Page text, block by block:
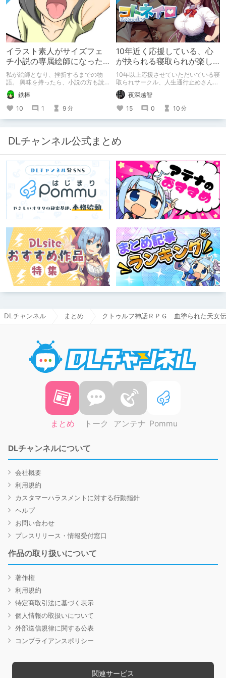
イラスト素人がサイズフェ
チ小説の専属絵師になった
お話
私が絵師となり、挫折するまでの物
語。 興味を持ったら、小説の方も読
んで欲しいなって感じ 私の絵を使っ
てくれてる小説書きさんのページＵＲ
Ｌ
https://www.pixiv.net/users/341489
73/novels?p=1
鉄棒
10
1 9 分
10年近く応援している、心
が抉られる寝取られが楽し
めるサークル
10年以上応援させていただいている寝
取られサークル、人生通行止めさんの
新作がとても良かったので、新作を中
心に、このサークルのゲームを紹介し
たくて、記事を書かせていただく。
キミノオモイからずっと好きな熱心な
ファンとしての記事にどうか、お付き
微修正）
夜深越智
15
0 10 分
DLチャンネル公式まとめ
DLチャンネル まとめ クトゥルフ神話ＲＰＧ 血塗られた天女
まとめ トーク アンテナ Pommu
DLチャンネルについて
会社概要
利用規約
カスタマーハラスメントに対する行動指針
ヘルプ
お問い合わせ
プレスリリース・情報受付窓口
作品の取り扱いについて
著作権
利用規約
特定商取引法に基づく表示
個人情報の取扱いについて
外部送信規律に関する公表
コンプライアンスポリシー
関連サービス